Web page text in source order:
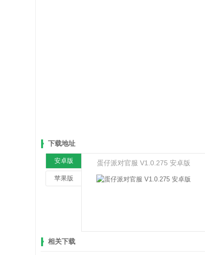
下载地址
安卓版
苹果版
蛋仔派对官服 V1.0.275 安卓版
相关下载